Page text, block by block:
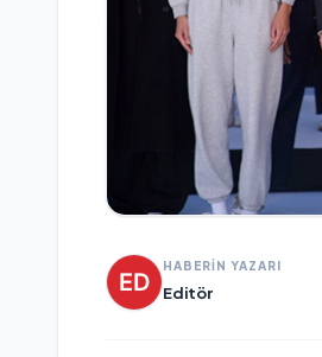
HABERİN YAZARI
Editör